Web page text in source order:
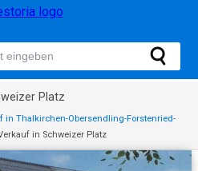
Platz
in Thalkirchen-Obersendling-Forstenried-
in Schweizer Platz